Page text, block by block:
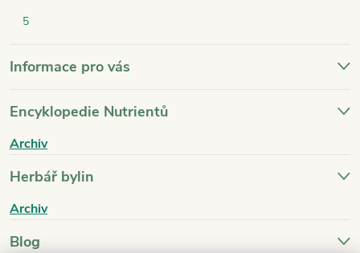
5
Informace pro vás
Encyklopedie Nutrientů
Archiv
Herbář bylin
Archiv
Blog